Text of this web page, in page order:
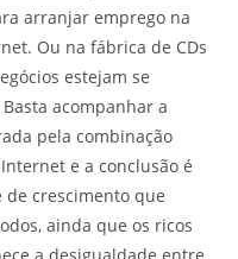
arranjar emprego na
Ou na fábrica de CDs
estejam se
acompanhar a
pela combinação
e a conclusão é
crescimento que
ainda que os ricos